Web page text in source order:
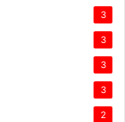
3
3
3
3
2